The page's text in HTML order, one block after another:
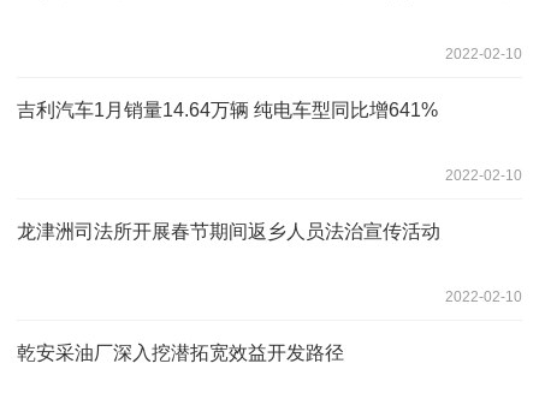
2022-02-10
吉利汽车1月销量14.64万辆 纯电车型同比增641%
2022-02-10
龙津洲司法所开展春节期间返乡人员法治宣传活动
2022-02-10
乾安采油厂深入挖潜拓宽效益开发路径